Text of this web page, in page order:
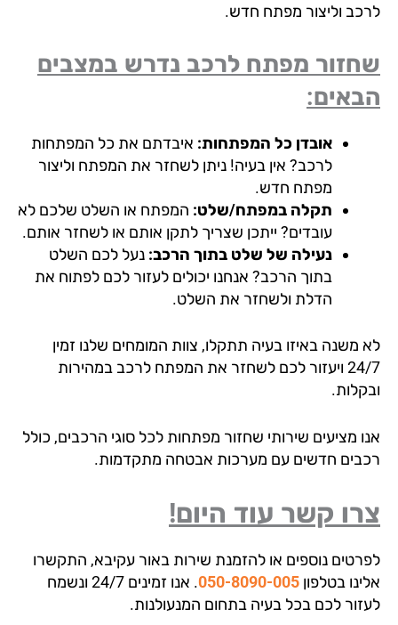
וליצור מפתח חדש.
מפתח לרכב נדרש במצבים
אובדן כל המפתחות:איבדתם את כל המפתחות
לרכב? אין בעיה! ניתן לשחזר את המפתח וליצור
מפתח חדש.
תקלה במפתח/שלט:המפתח או השלט שלכם לא
עובדים? ייתכן שצריך לתקן אותם או לשחזר אותם.
נעילה של שלט בתוך הרכב:נעל לכם השלט
בתוך הרכב? אנחנו יכולים לעזור לכם לפתוח את
הדלת ולשחזר את השלט.
משנה באיזו בעיה תתקלו, צוות המומחים שלנו זמין
24/7 ויעזור לכם לשחזר את המפתח לרכב במהירות
מציעים שירותי שחזור מפתחות לכל סוגי הרכבים, כולל
חדשים עם מערכות אבטחה מתקדמות.
קשר עוד היום!
נוספים או להזמנת שירות באור עקיבא, התקשרו
בטלפון050-8090-005
. אנו זמינים 24/7 ונשמח
לכם בכל בעיה בתחום המנעולנות.